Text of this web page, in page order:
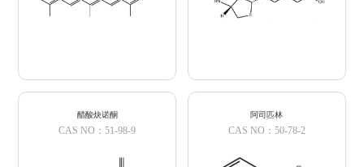
醋酸炔诺酮
CAS NO：51-98-9
阿司匹林
CAS NO：50-78-2